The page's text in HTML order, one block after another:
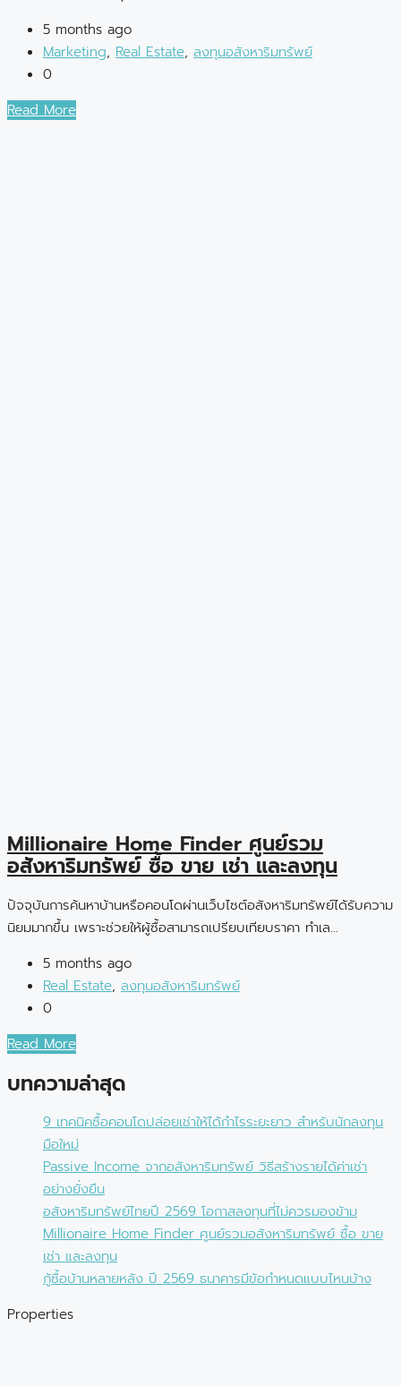
5 months ago
Marketing, Real Estate, ลงทุนอสังหาริมทรัพย์
0
Read More
Millionaire Home Finder ศูนย์รวม
อสังหาริมทรัพย์ ซื้อ ขาย เช่า และลงทุน
ปัจจุบันการค้นหาบ้านหรือคอนโดผ่านเว็บไซต์อสังหาริมทรัพย์ได้รับความ
นิยมมากขึ้น เพราะช่วยให้ผู้ซื้อสามารถเปรียบเทียบราคา ทำเล...
5 months ago
Real Estate, ลงทุนอสังหาริมทรัพย์
0
Read More
บทความล่าสุด
9 เทคนิคซื้อคอนโดปล่อยเช่าให้ได้กำไรระยะยาว สำหรับนักลงทุน
มือใหม่
Passive Income จากอสังหาริมทรัพย์ วิธีสร้างรายได้ค่าเช่า
อย่างยั่งยืน
อสังหาริมทรัพย์ไทยปี 2569 โอกาสลงทุนที่ไม่ควรมองข้าม
Millionaire Home Finder ศูนย์รวมอสังหาริมทรัพย์ ซื้อ ขาย
เช่า และลงทุน
กู้ซื้อบ้านหลายหลัง ปี 2569 ธนาคารมีข้อกำหนดแบบไหนบ้าง
Properties